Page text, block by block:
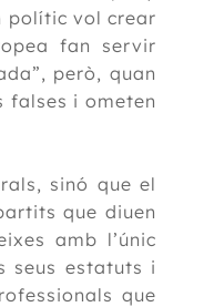
polític vol crear
fan servir
però, quan
falses i ometen
sinó que el
que diuen
amb l’únic
seus estatuts i
que